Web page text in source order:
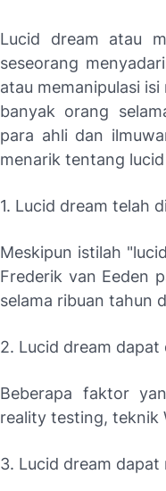
Lucid dream atau
seseorang
atau memanipulasi
banyak orang
para ahli dan
menarik tentang
1. Lucid dream telah
Meskipun istilah
Frederik van Eeden
selama ribuan tahun
2. Lucid dream
Beberapa faktor
reality testing, teknik
3. Lucid dream